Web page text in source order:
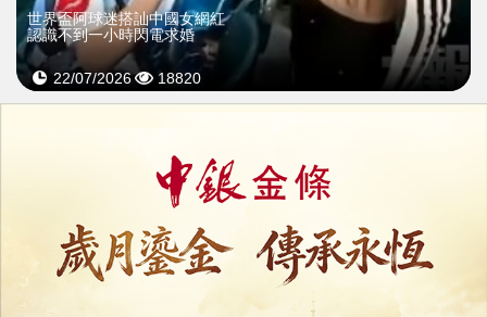
世界盃阿球迷搭訕中國女網紅
認識不到一小時閃電求婚
22/07/2026 18820